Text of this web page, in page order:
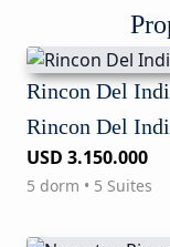
Rincon Del
Rincon Del
USD 3.150.000
5 dorm • 5 Suites